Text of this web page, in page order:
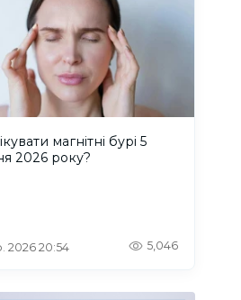
магнітні бурі 5
2026 року?
2026 20:54 5,046